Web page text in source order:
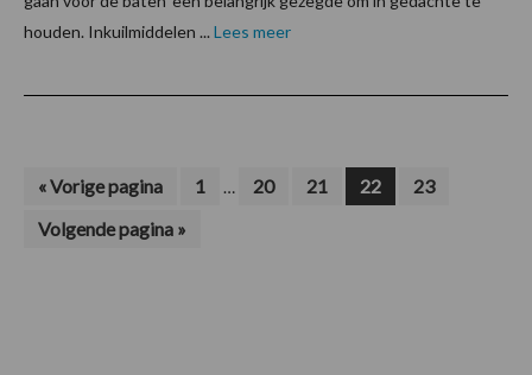
houden. Inkuilmiddelen ... Lees meer
«Ga
Vorige pagina Pagina
1
Interim
… Pagina
20 Pagina
21 Pagina
22 Pagina
23
Ga
naar
Volgende pagina »